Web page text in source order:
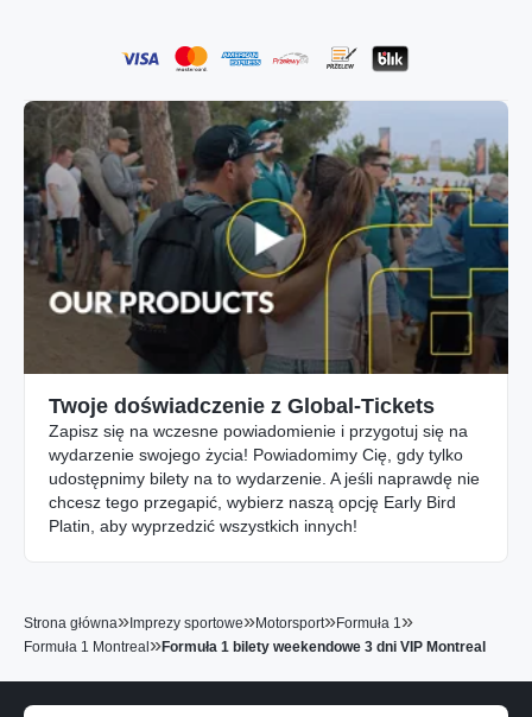
Twoje doświadczenie z Global-Tickets
Zapisz się na wczesne powiadomienie i przygotuj się na
wydarzenie swojego życia! Powiadomimy Cię, gdy tylko
udostępnimy bilety na to wydarzenie. A jeśli naprawdę nie
chcesz tego przegapić, wybierz naszą opcję Early Bird
Platin, aby wyprzedzić wszystkich innych!
Strona główna» Imprezy sportowe»Motorsport»Formuła 1»
Formuła 1 Montreal »Formuła 1 bilety weekendowe 3 dni VIP Montreal